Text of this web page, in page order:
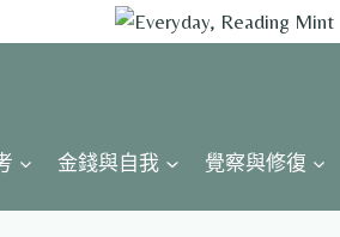
金錢與自我 覺察與修復